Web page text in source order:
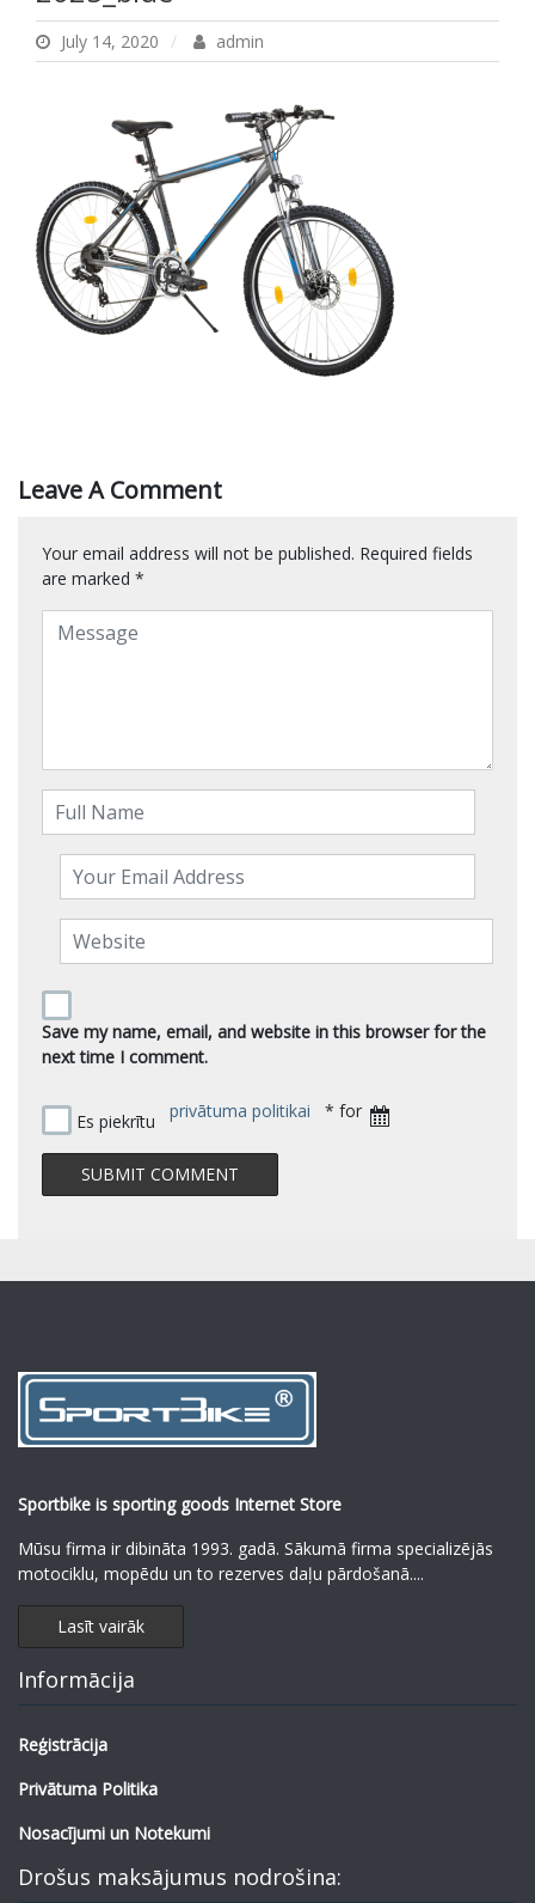
July 14, 2020 admin
Leave A Comment
Your email address will not be published. Required fields
are marked *
Save my name, email, and website in this browser for the
next time I comment.
Es piekrītu privātuma politikai * for
Sportbike is sporting goods Internet Store
Mūsu firma ir dibināta 1993. gadā. Sākumā firma specializējās
motociklu, mopēdu un to rezerves daļu pārdošanā....
Lasīt vairāk
Informācija
Reģistrācija
Privātuma Politika
Nosacījumi un Notekumi
Drošus maksājumus nodrošina: